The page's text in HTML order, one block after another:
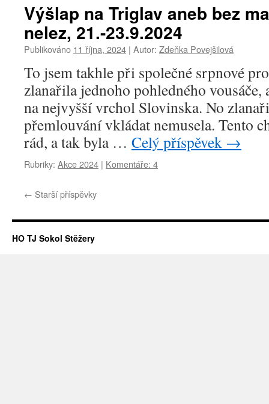
Výšlap na Triglav aneb bez
nelez, 21.-23.9.2024
Publikováno 11 října, 2024 | Autor: Zdeňka Povejšilová
To jsem takhle při společné srpnové
zlanařila jednoho pohledného vousáče,
na nejvyšší vrchol Slovinska. No
přemlouvání vkládat nemusela. Tento
rád, a tak byla … Celý příspěvek →
Rubriky: Akce 2024 | Komentáře: 4
← Starší příspěvky
HO TJ Sokol Stěžery